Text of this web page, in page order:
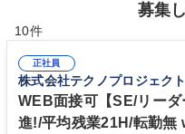
募集
10件
正社員
株式会社テクノプロジェクト
WEB面接可【SE/リー
進!/平均残業21H/転勤無